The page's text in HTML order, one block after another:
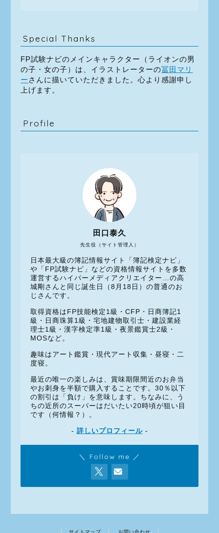
Special Thanks
FP試験ナビのメインキャラクター（ライオンの男
の子・女の子）は、イラストレーターの冨田マリ
ー さんに描いていただきました。心より感謝申し
上げます。
Profile
先生役（サイト管理人）
田口泰久
日本最大級の簿記情報サイト「簿記検定ナビ」
や「FP試験ナビ」などの資格情報サイトを多数
運営するハイパーメディアクリエイター…の高
城剛さんと同じ誕生日（8月18日）の普通のお
じさんです。
取得資格はFP技能検定1級・CFP・日商簿記1
級・日商珠算1級・宅地建物取引士・建設業経
理士1級・漢字検定準1級・夜景鑑賞士2級・
MOSなど。
趣味はアート鑑賞・現代アート収集・昼寝・二
度寝。
最近の唯一の楽しみは、賞味期限間近のお弁当
やお刺身を半額で購入することです。30％以下
の割引は「負け」を意味します。ちなみに、う
ちの近所のスーパーはだいたい20時頃が狙い目
です（何情報？）。
- 詳しいプロフィール-
＼ Follow me ／
サイトマップ お問い合わせ